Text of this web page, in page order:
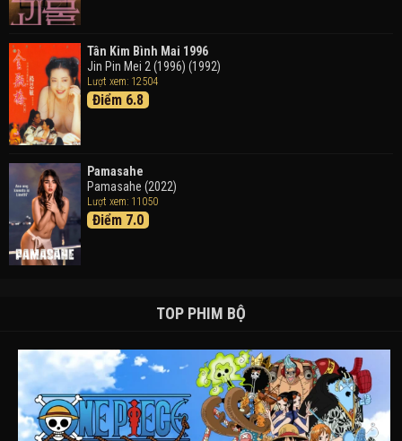
Tân Kim Bình Mai 1996
Jin Pin Mei 2 (1996) (1992)
Lượt xem: 12504
Điểm 6.8
Pamasahe
Pamasahe (2022)
Lượt xem: 11050
Điểm 7.0
TOP PHIM BỘ